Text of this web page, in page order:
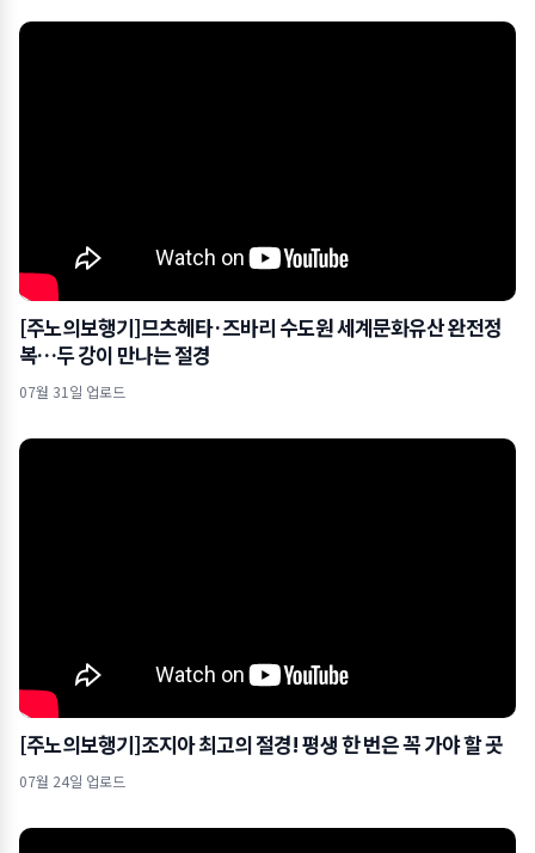
[주노의보행기]므츠헤타·즈바리 수도원 세계문화유산 완전정
복…두 강이 만나는 절경
07월 31일 업로드
[주노의보행기]조지아 최고의 절경! 평생 한 번은 꼭 가야 할 곳
07월 24일 업로드